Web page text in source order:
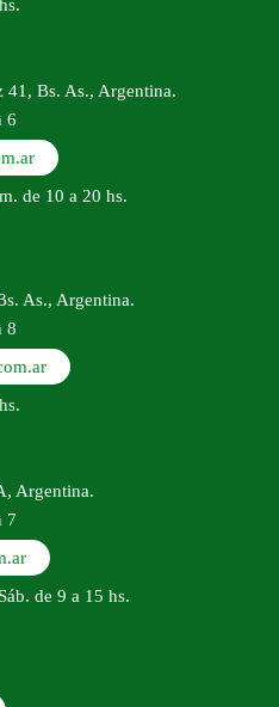
41, Bs. As., Argentina.
6
de 10 a 20 hs.
As., Argentina.
8
Argentina.
7
de 9 a 15 hs.